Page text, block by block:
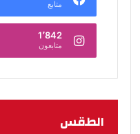
متابع
1٬842
متابعون
الطقس